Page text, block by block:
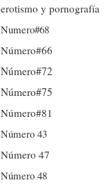
erotismo y pornografía
Numero#68
Número#66
Número#72
Número#75
Número#81
Número 43
Número 47
Número 48